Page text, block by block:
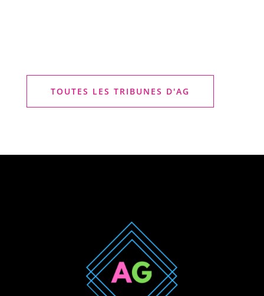
TOUTES LES TRIBUNES D'AG